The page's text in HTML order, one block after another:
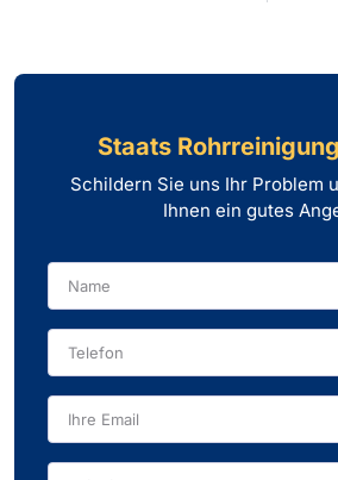
Staats
Schildern Sie uns Ihr Problem
Ihnen ein gutes